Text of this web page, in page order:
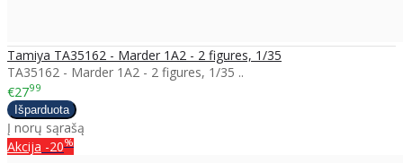
Tamiya TA35162 - Marder 1A2 - 2 figures, 1/35
TA35162 - Marder 1A2 - 2 figures, 1/35 ..
€2799
Į norų sąrašą
Akcija -20%